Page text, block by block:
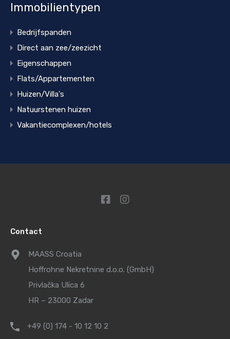
Immobilientypen
Bedrijfspanden
Direct aan zee/zeezicht
Eigenschappen
Flats/Appartementen
Huizen/Villa's
Natuurstenen huizen
Vakantiecomplexen/hotels
Contact
MAASS Croatia
Hoffrohne Nekretnine d.o.o. (GmbH)
Privlačka Ulica 6
HR – 23000 Zadar
+49 (0) 174 - 10 12 10 2